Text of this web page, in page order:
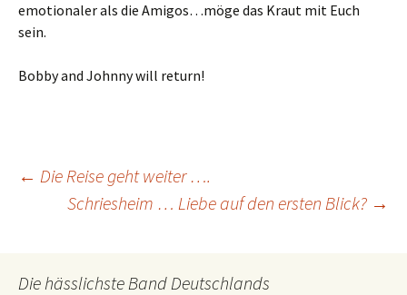
emotionaler als die Amigos…möge das Kraut mit Euch
sein.
Bobby and Johnny will return!
Beitragsnavigation
← Die Reise geht weiter ….
Schriesheim … Liebe auf den ersten Blick? →
Die hässlichste Band Deutschlands